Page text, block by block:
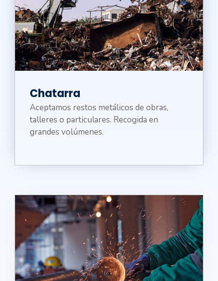
Chatarra
Aceptamos restos metálicos de obras,
talleres o particulares. Recogida en
grandes volúmenes.